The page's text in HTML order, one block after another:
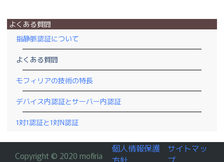
よくある質問
指静脈認証について
よくある質問
モフィリアの技術の特長
デバイス内認証とサーバー内認証
1対1認証と1対N認証
Copyright © 2020 mofiria
サイトマッ
個人情報保護